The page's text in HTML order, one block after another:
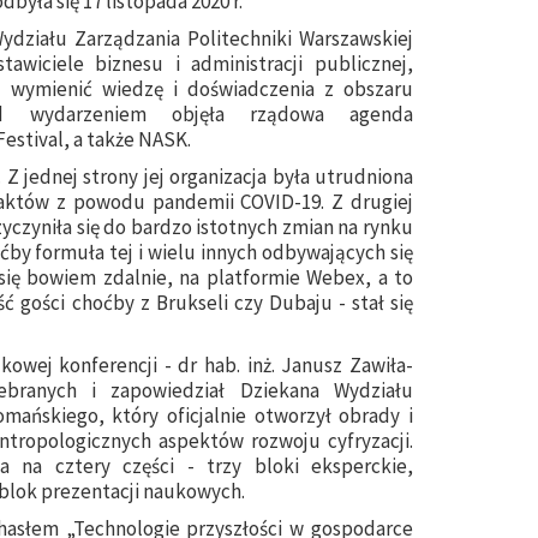
Zarządzania Politechniki Warszawskiej
biznesu i administracji publicznej,
wiedzę i doświadczenia z obszaru
objęła rządowa agenda
a także NASK.
jednej strony jej organizacja była utrudniona
z powodu pandemii COVID-19. Z drugiej
się do bardzo istotnych zmian na rynku
formuła tej i wielu innych odbywających się
bowiem zdalnie, na platformie Webex, a to
gości choćby z Brukseli czy Dubaju - stał się
konferencji - dr hab. inż. Janusz Zawiła-
i zapowiedział Dziekana Wydziału
który oficjalnie otworzył obrady i
aspektów rozwoju cyfryzacji.
na cztery części - trzy bloki eksperckie,
prezentacji naukowych.
„Technologie przyszłości w gospodarce